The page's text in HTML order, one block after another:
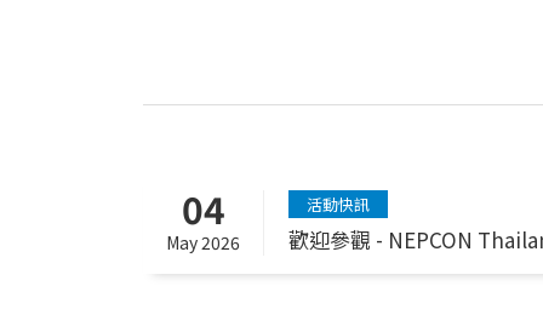
04
May 2026
活動快訊
歡迎參觀 - NEPCON